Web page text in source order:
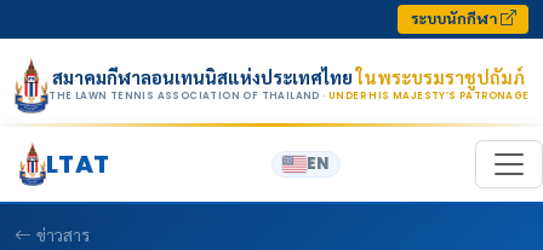
ระบบนักกีฬา
สมาคมกีฬาลอนเทนนิสแห่งประเทศไทยในพระบรมราชูปถัมภ์
THE LAWN TENNIS ASSOCIATION OF THAILAND · UNDER HIS MAJESTY’S PATRONAGE
LTAT EN
ข่าวสาร